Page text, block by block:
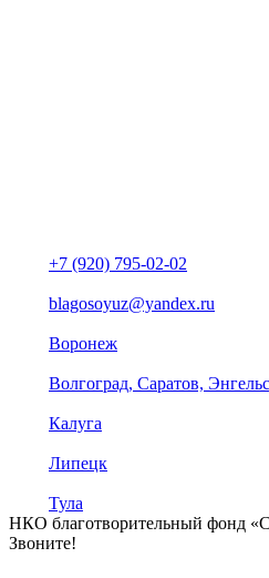
+7 (920) 795-02-02
blagosoyuz@yandex.ru
Воронеж
Волгоград, Саратов,
Калуга
Липецк
Тула
НКО благотворительный фонд
Звоните!